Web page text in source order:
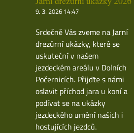
9. 3. 2026 14:47
Srdečně Vás zveme na Jarní
drezúrní ukázky, které se
uskuteční v našem
jezdeckém areálu v Dolních
Počernicích. Přijďte s námi
oslavit příchod jara u koní a
podívat se na ukázky
jezdeckého umění našich i
hostujících jezdců.